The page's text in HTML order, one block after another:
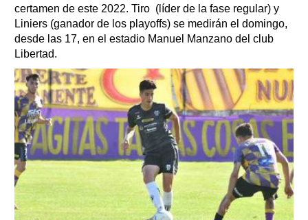
certamen de este 2022. Tiro (líder de la fase regular) y
Liniers (ganador de los playoffs) se medirán el domingo,
desde las 17, en el estadio Manuel Manzano del club
Libertad.